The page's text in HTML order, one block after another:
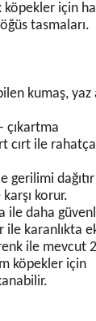
köpekler için
tasmaları.
kumaş, yaz
çıkartma
cırt ile
gerilimi
korur.
ile daha
ile karanlıkta
ile mevcut
köpekler için